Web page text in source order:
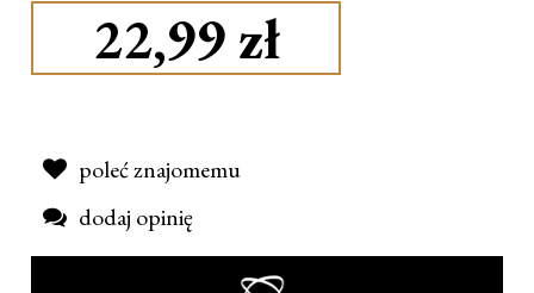
22,99 zł
poleć znajomemu
dodaj opinię